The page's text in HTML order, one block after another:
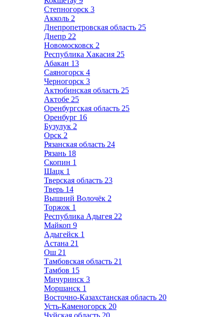
Степногорск 3
Акколь 2
Днепропетровская область 25
Днепр 22
Новомосковск 2
Республика Хакасия 25
Абакан 13
Саяногорск 4
Черногорск 3
Актюбинская область 25
Актобе 25
Оренбургская область 25
Оренбург 16
Бузулук 2
Орск 2
Рязанская область 24
Рязань 18
Скопин 1
Шацк 1
Тверская область 23
Тверь 14
Вышний Волочёк 2
Торжок 1
Республика Адыгея 22
Майкоп 9
Адыгейск 1
Астана 21
Ош 21
Тамбовская область 21
Тамбов 15
Мичуринск 3
Моршанск 1
Восточно-Казахстанская область 20
Усть-Каменогорск 20
Чуйская область 20